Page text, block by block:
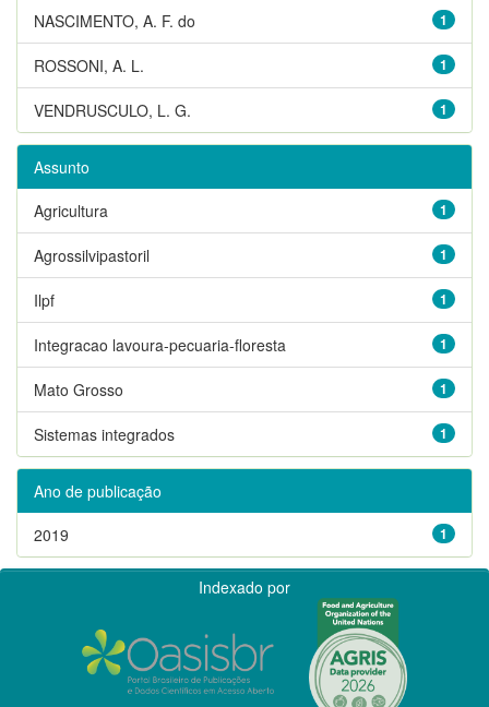
1
NASCIMENTO, A. F. do
1
ROSSONI, A. L.
1
VENDRUSCULO, L. G.
Assunto
1
Agricultura
1
Agrossilvipastoril
1
Ilpf
1
Integracao lavoura-pecuaria-floresta
1
Mato Grosso
1
Sistemas integrados
Ano de publicação
1
2019
Indexado por